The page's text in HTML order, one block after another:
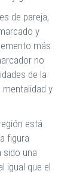
de pareja,
y
más
no
de la
y
está
figura
sido una
igual que el